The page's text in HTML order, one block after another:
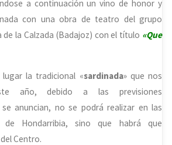
a continuación un vino de honor y
con una obra de teatro del grupo
de la Calzada (Badajoz) con el título «Que
la tradicional «sardinada» que nos
año, debido a las previsiones
anuncian, no se podrá realizar en las
de Hondarribia, sino que habrá que
Centro.